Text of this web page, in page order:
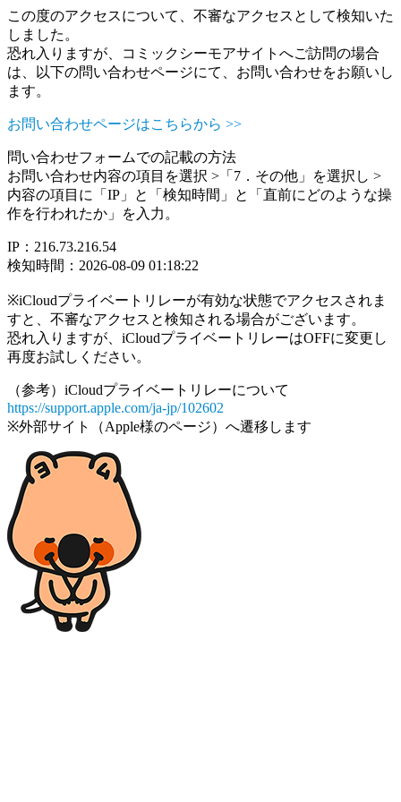
この度のアクセスについて、不審なアクセスとして検知いた
しました。
恐れ入りますが、コミックシーモアサイトへご訪問の場合
は、以下の問い合わせページにて、お問い合わせをお願いし
ます。
お問い合わせページはこちらから >>
問い合わせフォームでの記載の方法
お問い合わせ内容の項目を選択 >「7．その他」を選択し >
内容の項目に「IP」と「検知時間」と「直前にどのような操
作を行われたか」を入力。
IP：216.73.216.54
検知時間：2026-08-09 01:18:22
※iCloudプライベートリレーが有効な状態でアクセスされま
すと、不審なアクセスと検知される場合がございます。
恐れ入りますが、iCloudプライベートリレーはOFFに変更し
再度お試しください。
（参考）iCloudプライベートリレーについて
https://support.apple.com/ja-jp/102602
※外部サイト（Apple様のページ）へ遷移します